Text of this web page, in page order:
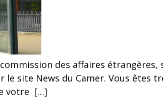
des affaires étrangères,
le site News du Camer. Vous êtes
votre […]